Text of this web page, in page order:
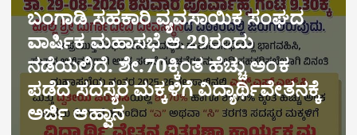
Main news ಅಂಕಣ ಅಪರಾಧ ಸುದ್ದಿಗಳು ಸಂಪಾದಕೀಯ ಸುದ್ದಿಗಳು
“ಶಿಕ್ಷಣದ ಹೆಮ್ಮೆಗೆ ಡ್ರಗ್ಸ್ ಕರಿನೆರಳು:
ಎಚ್ಚೆತ್ತುಕೊಳ್ಳಬೇಕಿದೆ ಬೆಳ್ತಂಗಡಿಯ ಜನತೆ!!!”